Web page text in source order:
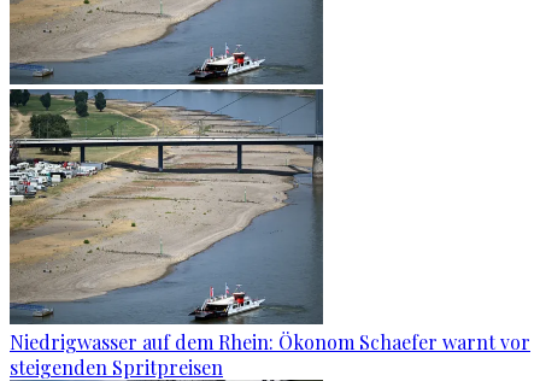
Niedrigwasser auf dem Rhein: Ökonom Schaefer warnt vor
steigenden Spritpreisen